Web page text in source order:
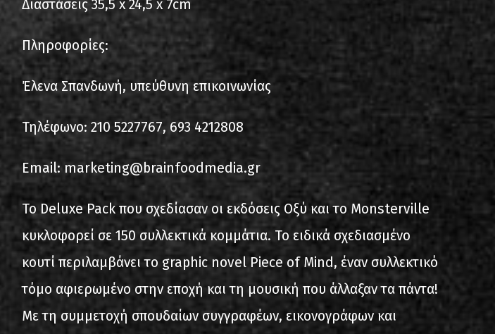
Διαστάσεις 35,5 x 24,5 x 7cm
Πληροφορίες:
Έλενα Σπανδωνή, υπεύθυνη επικοινωνίας
Τηλέφωνο: 210 5227767, 693 4212808
Email: marketing@brainfoodmedia.gr
To Deluxe Pack που σχεδίασαν οι εκδόσεις Οξύ και το Monsterville
κυκλοφορεί σε 150 συλλεκτικά κομμάτια. Το ειδικά σχεδιασμένο
κουτί περιλαμβάνει το graphic novel Piece of Mind, έναν συλλεκτικό
τόμο αφιερωμένο στην εποχή και τη μουσική που άλλαξαν τα πάντα!
Με τη συμμετοχή σπουδαίων συγγραφέων, εικονογράφων και